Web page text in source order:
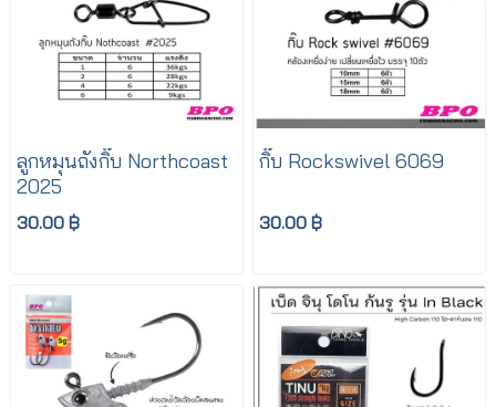
ลูกหมุนถังกิ๊บ Northcoast
2025
30.00 ฿
กิ๊บ Rockswivel 6069
30.00 ฿